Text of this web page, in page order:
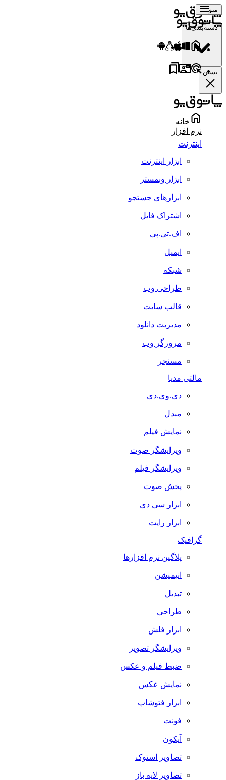
منو
دسته‌بندی‌ها
بستن
خانه
نرم افزار
اینترنت
ابزار اینترنت
ابزار وبمستر
ابزارهای جستجو
اشتراک فایل
اف.تی.پی
ایمیل
شبکه
طراحی وب
قالب سایت
مدیریت دانلود
مرورگر وب
مسنجر
مالتی مدیا
دی.وی.دی
مبدل
نمایش فیلم
ویرایشگر صوت
ویرایشگر فیلم
پخش صوت
ابزار سی دی
ابزار رایت
گرافیک
پلاگین نرم افزارها
انیمیشن
تبدیل
طراحی
ابزار فلش
ویرایشگر تصویر
ضبط فيلم و عكس
نمایش عکس
ابزار فتوشاپ
فونت
آیکون
تصاویر استوک
تصاویر لایه باز